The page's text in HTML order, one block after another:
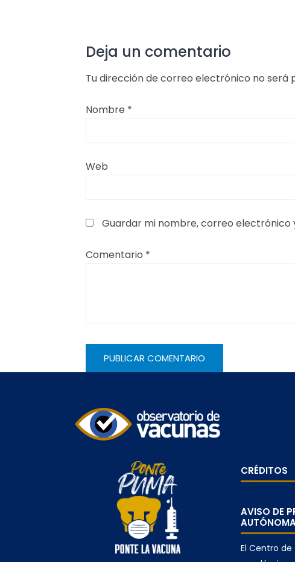
Deja un comentario
Tu dirección de correo electrónico no será
Nombre *
Web
Guardar mi nombre, correo electrónico
Comentario *
CRÉDITOS
AVISO DE
El Centro